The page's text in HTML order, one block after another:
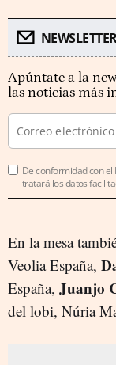
Apúntate a la
las noticias más
De conformidad con el
tratará los datos
En la mesa
Veolia España,
España, Juanjo
del lobi, Núria